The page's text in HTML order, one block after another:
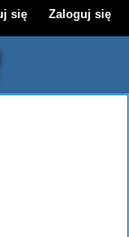
się Zaloguj się